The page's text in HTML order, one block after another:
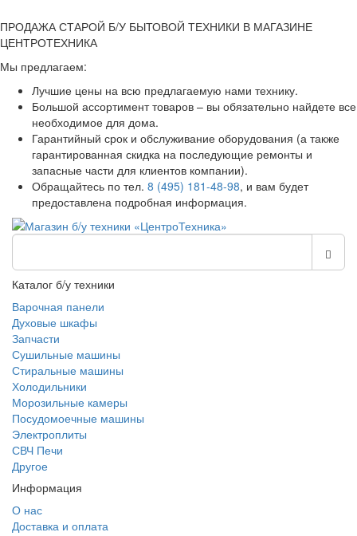
ПРОДАЖА СТАРОЙ Б/У БЫТОВОЙ ТЕХНИКИ В МАГАЗИНЕ
ЦЕНТРОТЕХНИКА
Мы предлагаем:
Лучшие цены на всю предлагаемую нами технику.
Большой ассортимент товаров – вы обязательно найдете все
необходимое для дома.
Гарантийный срок и обслуживание оборудования (а также
гарантированная скидка на последующие ремонты и
запасные части для клиентов компании).
Обращайтесь по тел. 8 (495) 181-48-98, и вам будет
предоставлена подробная информация.
Каталог б/у техники
Варочная панели
Духовые шкафы
Запчасти
Сушильные машины
Стиральные машины
Холодильники
Морозильные камеры
Посудомоечные машины
Электроплиты
СВЧ Печи
Другое
Информация
О нас
Доставка и оплата